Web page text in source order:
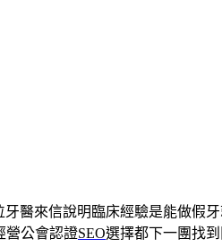
牙醫來信說明臨床經驗是能做假
營公會認證SEO選擇都下一團找